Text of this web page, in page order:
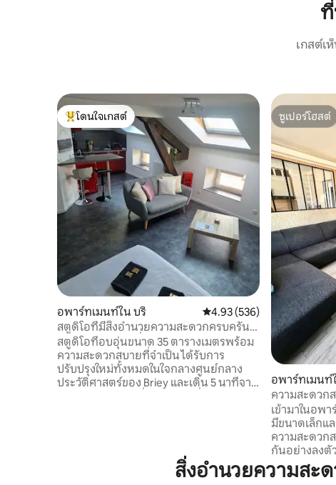
เกสต์เ
โดนใจเกสต์ที่สุด
โดนใจเกสต์
อพาร์ทเมนท์ใน บริ คะแนนเฉลี่ย 4.93 จาก 5,
4.93 (536)
สตูดิโอที่มีสิ่งอำนวยความสะดวกครบครัน
และอยู่ในบริเวณที่เงียบสงบ บริการมี
คุณภาพ
สตูดิโอที่อบอุ่นขนาด 35 ตารางเมตรพร้อม
ความสะดวกสบายที่จำเป็น ได้รับการ
ปรับปรุงใหม่ทั้งหมดในใจกลางศูนย์กลาง
ประวัติศาสตร์ของ Briey และเดิน 5 นาทีจาก
อุปกรณ์ครบครันพร้อมความสะดวกสบาย
ทั้งหมด เตียงพร้อมที่นอนพรีเมี่ยม 140 x
ซูเปอร์โฮสต์
ซูเปอร์โฮสต์
อพาร์ทเมนท์
ความสะดวก
ห้องนอน/2
เข้ามาในอพ
มีขนาดเล็กแ
ความสะดวก
กันอย่างลงตัว ห้องครัวมีอุปกรณ์ครบค
ทีวีมีบริการ
เชื่อมต่ออินเทอร์เน็
สิ่งอำนวยความสะ